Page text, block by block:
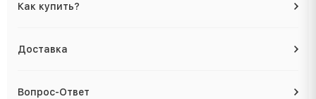
Как купить?
Доставка
Вопрос-Ответ